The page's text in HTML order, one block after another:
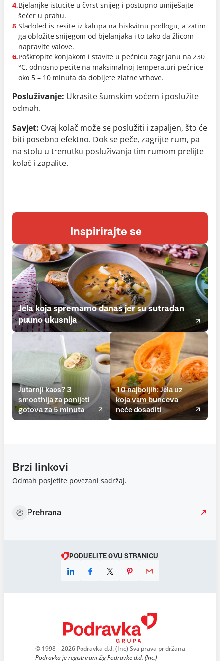
4.Bjelanjke istucite u čvrst snijeg i postupno umiješajte
šećer u prahu.
5.Sladoled istresite iz kalupa na biskvitnu podlogu, a zatim
ga obložite snijegom od bjelanjaka i to tako da žlicom
napravite valove.
6.Poškropite konjakom i stavite u pećnicu zagrijanu na 230
°C, odnosno pecite na maksimalnoj temperaturi pećnice
oko 5 – 10 minuta da dobijete zlatne vrhove.
Posluživanje: Ukrasite šumskim voćem i poslužite
odmah.
Savjet: Ovaj kolač može se poslužiti i zapaljen, što će
biti posebno efektno. Dok se peče, zagrijte rum, pa
na stolu u trenutku posluživanja tim rumom prelijte
kolač i zapalite.
Inspirirajte se
Jela koja spremamo danas jer su sutradan
puuno ukusnija
Jutarnji kaos? 3
smoothija za ponijeti
gotova za 5 minuta
10 najboljih: Jela uz
koja vam bundeva
neće dosaditi
Brzi linkovi
Odmah posjetite povezani sadržaj.
Prehrana
PODIJELITE OVU STRANICU
© 1998 – 2026 Podravka d.d. (Inc) Sva prava pridržana
Podravka je registrirani žig Podravke d.d. (Inc.)